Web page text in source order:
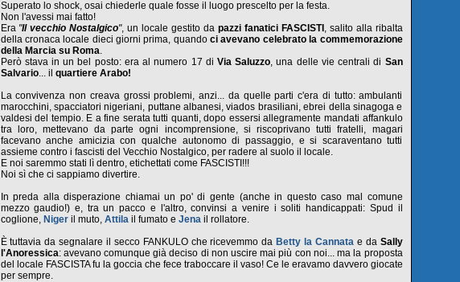
Superato lo shock, osai chiederle quale fosse il luogo prescelto per la festa.
Non l'avessi mai fatto!
Era "Il vecchio Nostalgico", un locale gestito da pazzi fanatici FASCISTI , salito alla ribalta
della cronaca locale dieci giorni prima, quandoci avevano celebrato la commemorazione
della Marcia su Roma.
Però stava in un bel posto: era al numero 17 di Via Saluzzo, una delle vie centrali di San
Salvario... il quartiere Arabo!
La convivenza non creava grossi problemi, anzi... da quelle parti c'era di tutto: ambulanti
marocchini, spacciatori nigeriani, puttane albanesi, viados brasiliani, ebrei della sinagoga e
valdesi del tempio. E a fine serata tutti quanti, dopo essersi allegramente mandati affankulo
tra loro, mettevano da parte ogni incomprensione, si riscoprivano tutti fratelli, magari
facevano anche amicizia con qualche autonomo di passaggio, e si scaraventano tutti
assieme contro i fascisti del Vecchio Nostalgico, per radere al suolo il locale.
E noi saremmo stati lì dentro, etichettati come FASCISTI!!!
Noi sì che ci sappiamo divertire.
In preda alla disperazione chiamai un po' di gente (anche in questo caso mal comune
mezzo gaudio!) e, tra un pacco e l'altro, convinsi a venire i soliti handicappati: Spud il
coglione, Nigeril muto, Attilail fumato e Jenail rollatore.
È tuttavia da segnalare il secco FANKULO che ricevemmo da Betty la Cannatae da Sally
l'Anoressica: avevano comunque già deciso di non uscire mai più con noi... ma la proposta
del locale FASCISTA fu la goccia che fece traboccare il vaso! Ce le eravamo davvero giocate
per sempre.